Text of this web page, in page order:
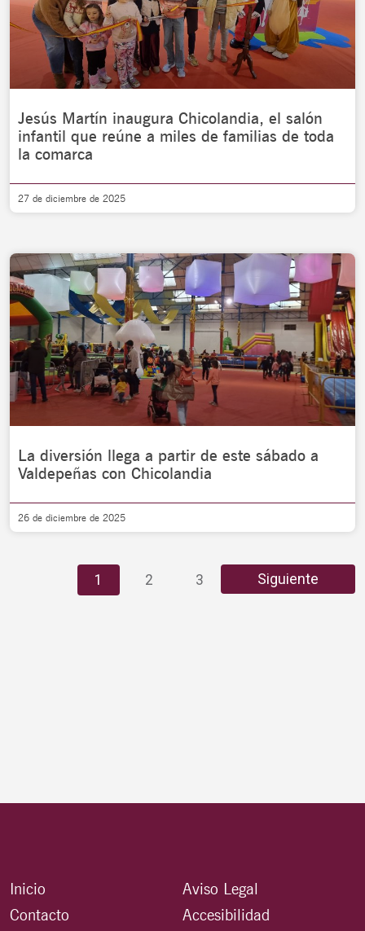
Jesús Martín inaugura Chicolandia, el salón
infantil que reúne a miles de familias de toda
la comarca
27 de diciembre de 2025
La diversión llega a partir de este sábado a
Valdepeñas con Chicolandia
26 de diciembre de 2025
1 2 3 7
Siguiente
Inicio
Contacto
Aviso Legal
Accesibilidad